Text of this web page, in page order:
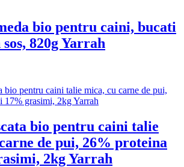
bio pentru caini, bucati
820g Yarrah
bio pentru caini talie
de pui, 26% proteina
2kg Yarrah